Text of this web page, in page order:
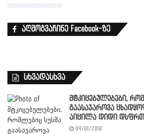
აღმოგვაჩინე Facebook-ზე
სხვადასხვა
მტკიცებულებები,
გაასაჯაროვა
აიცილა დიდი
04/01/2018